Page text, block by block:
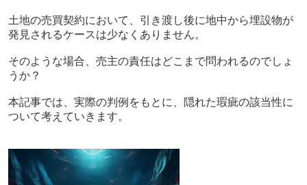
土地の売買契約において、引き渡し後に地中から埋設物が
発見されるケースは少なくありません。
そのような場合、売主の責任はどこまで問われるのでしょ
うか？
本記事では、実際の判例をもとに、隠れた瑕疵の該当性に
ついて考えていきます。